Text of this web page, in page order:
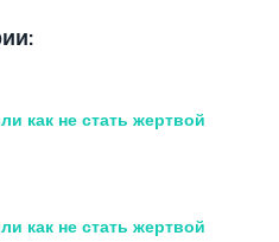
как не стать жертвой
как не стать жертвой